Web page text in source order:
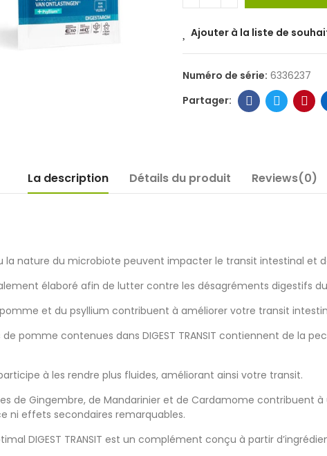
Ajouter à la liste de
Numéro de série: 6336237
La description Détails du produit Reviews(0)
la nature du microbiote peuvent impacter le transit intestinal et
élaboré afin de lutter contre les désagréments digestifs
pomme et du psyllium contribuent à améliorer votre transit
de pomme contenues dans DIGEST TRANSIT contiennent de la
à les rendre plus fluides, améliorant ainsi votre transit.
de Gingembre, de Mandarinier et de Cardamome contribuent à
ni effets secondaires remarquables.
DIGEST TRANSIT est un complément conçu à partir